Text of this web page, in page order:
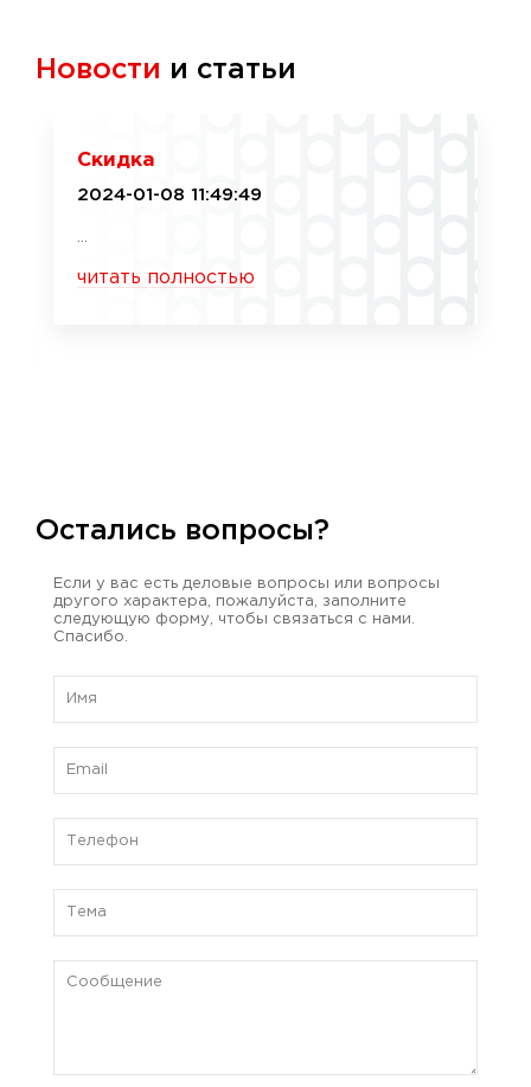
Новости и статьи
Скидка
2024-01-08 11:49:49
читать полностью
Остались вопросы?
Если у вас есть деловые вопросы или вопросы
другого характера, пожалуйста, заполните
следующую форму, чтобы связаться с нами.
Спасибо.